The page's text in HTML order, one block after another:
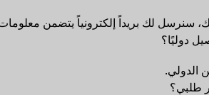
سنرسل لك بريداً إلكترونياً يتضمن معلومات
دوليًا؟
الدولي.
طلبي؟